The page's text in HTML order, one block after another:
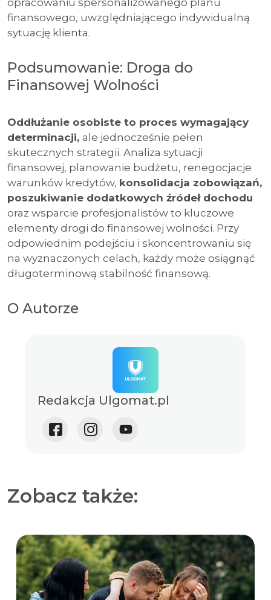
opracowaniu spersonalizowanego planu
finansowego, uwzględniającego indywidualną
sytuację klienta.
Podsumowanie: Droga do
Finansowej Wolności
Oddłużanie osobiste to proces wymagający
determinacji, ale jednocześnie pełen
skutecznych strategii. Analiza sytuacji
finansowej, planowanie budżetu, renegocjacje
warunków kredytów, konsolidacja zobowiązań,
poszukiwanie dodatkowych źródeł dochodu
oraz wsparcie profesjonalistów to kluczowe
elementy drogi do finansowej wolności. Przy
odpowiednim podejściu i skoncentrowaniu się
na wyznaczonych celach, każdy może osiągnąć
długoterminową stabilność finansową.
O Autorze
Redakcja Ulgomat.pl
Zobacz także: